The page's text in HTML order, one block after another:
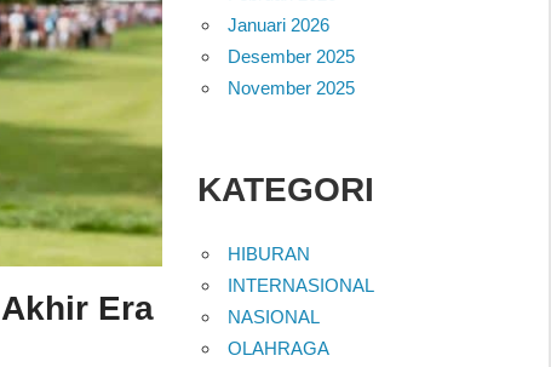
Era
Januari 2026
Desember 2025
November 2025
KATEGORI
HIBURAN
INTERNASIONAL
NASIONAL
OLAHRAGA